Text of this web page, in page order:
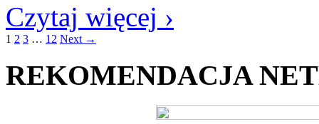
Czytaj więcej ›
1 2 3 … 12 Next →
REKOMENDACJA